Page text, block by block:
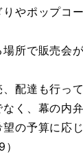
やポップコ
所で販売会
配達も行っ
く、幕の内
の予算に応